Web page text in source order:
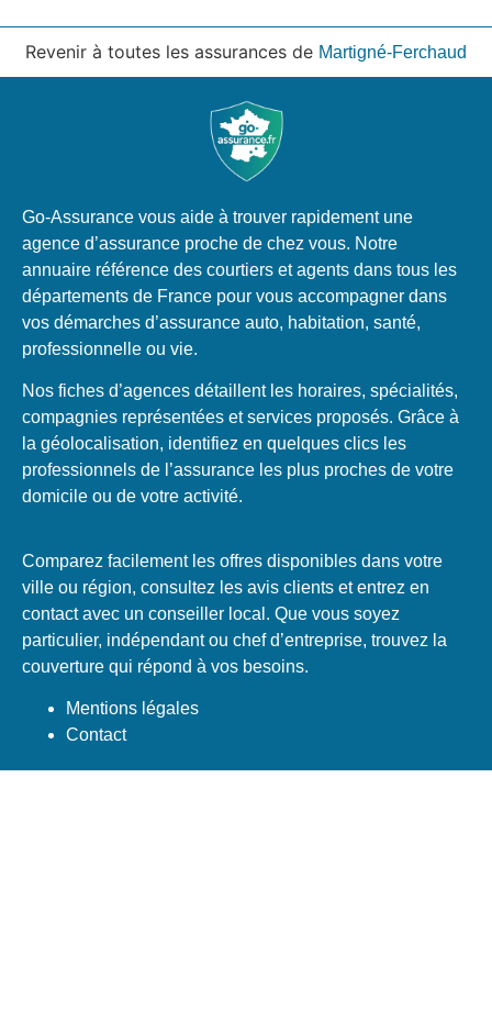
Revenir à toutes les assurances de Martigné-Ferchaud
Go-Assurance vous aide à trouver rapidement une
agence d’assurance proche de chez vous. Notre
annuaire référence des courtiers et agents dans tous les
départements de France pour vous accompagner dans
vos démarches d’assurance auto, habitation, santé,
professionnelle ou vie.
Nos fiches d’agences détaillent les horaires, spécialités,
compagnies représentées et services proposés. Grâce à
la géolocalisation, identifiez en quelques clics les
professionnels de l’assurance les plus proches de votre
domicile ou de votre activité.
Comparez facilement les offres disponibles dans votre
ville ou région, consultez les avis clients et entrez en
contact avec un conseiller local. Que vous soyez
particulier, indépendant ou chef d’entreprise, trouvez la
couverture qui répond à vos besoins.
Mentions légales
Contact